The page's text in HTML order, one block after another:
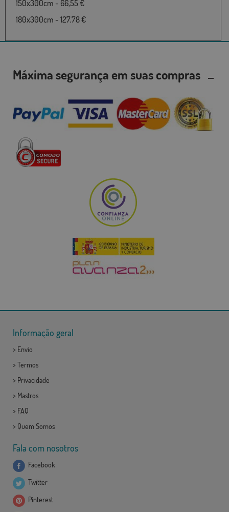
150x300cm - 66,55 €
180x300cm - 127,78 €
Máxima segurança em suas compras
Informação geral
> Envio
> Termos
> Privacidade
> Mastros
> FAQ
> Quem Somos
Fala com nosotros
Facebook
Twitter
Pinterest